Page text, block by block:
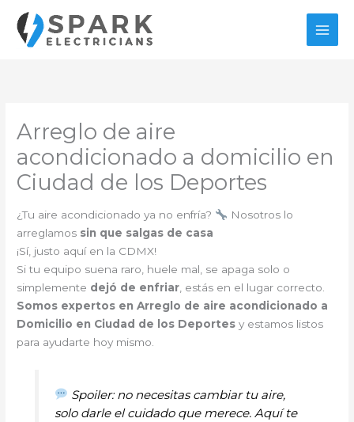
contenido
Arreglo de aire
acondicionado a domicilio en
Ciudad de los Deportes
¿Tu aire acondicionado ya no enfría?
Nosotros lo
arreglamos sin que salgas de casa
¡Sí, justo aquí en la CDMX!
Si tu equipo suena raro, huele mal, se apaga solo o
simplemente dejó de enfriar, estás en el lugar correcto.
Somos expertos en Arreglo de aire acondicionado a
Domicilio en Ciudad de los Deportes y estamos listos
para ayudarte hoy mismo.
Spoiler: no necesitas cambiar tu aire,
solo darle el cuidado que merece. Aquí te